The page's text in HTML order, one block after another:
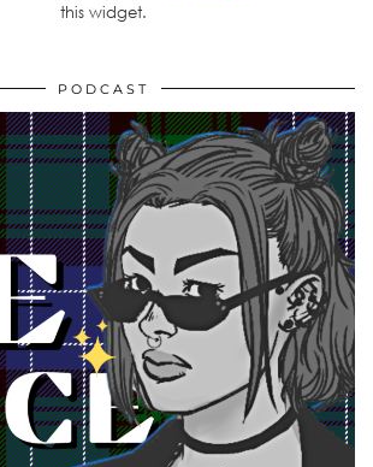
this widget.
PODCAST